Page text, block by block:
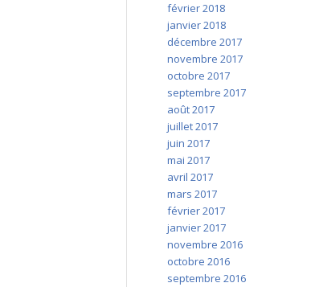
février 2018
janvier 2018
décembre 2017
novembre 2017
octobre 2017
septembre 2017
août 2017
juillet 2017
juin 2017
mai 2017
avril 2017
mars 2017
février 2017
janvier 2017
novembre 2016
octobre 2016
septembre 2016